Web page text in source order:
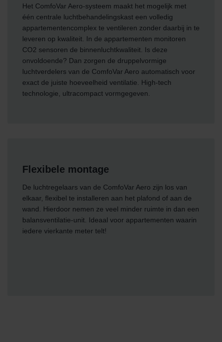
Het ComfoVar Aero-systeem maakt het mogelijk met
één centrale luchtbehandelingskast een volledig
appartementencomplex te ventileren zonder daarbij in te
leveren op kwaliteit. In de appartementen monitoren
CO2 sensoren de binnenluchtkwaliteit. Is deze
onvoldoende? Dan zorgen de druppelvormige
luchtverdelers van de ComfoVar Aero automatisch voor
exact de juiste hoeveelheid ventilatie. High-tech
technologie, ultracompact vormgegeven.
Flexibele montage
De luchtregelaars van de ComfoVar Aero zijn los van
elkaar, flexibel te installeren aan het plafond of aan de
wand. Hierdoor nemen ze veel minder ruimte in dan een
balansventilatie-unit. Ideaal voor appartementen waarin
iedere vierkante meter telt!